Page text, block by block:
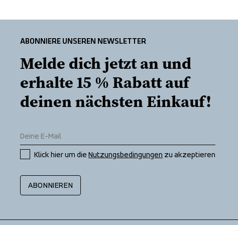
ABONNIERE UNSEREN NEWSLETTER
Melde dich jetzt an und
erhalte 15 % Rabatt auf
deinen nächsten Einkauf!
Klick hier um die Nutzungsbedingungen zu akzeptieren
ABONNIEREN